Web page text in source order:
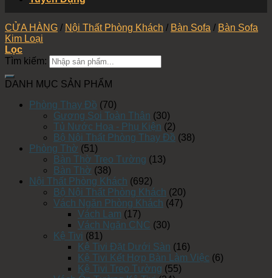
CỬA HÀNG / Nội Thất Phòng Khách / Bàn Sofa / Bàn Sofa
Kim Loại
Lọc
Tìm kiếm:
DANH MỤC SẢN PHẨM
Phòng Thay Đồ (70)
Gương Soi Toàn Thân (30)
Tủ Nước Hoa - Phụ Kiện (2)
Bộ Nội Thất Phòng Thay Đồ (38)
Phòng Thờ (51)
Bàn Thờ Treo Tường (13)
Bàn Thờ (38)
Nội Thất Phòng Khách (692)
Bộ Nội Thất Phòng Khách (20)
Vách Ngăn Phòng Khách (47)
Vách Lam (17)
Vách Ngăn CNC (30)
Kệ Tivi (81)
Kệ Tivi Đặt Dưới Sàn (16)
Kệ Tivi Kết Hợp Bàn Làm Việc (6)
Kệ Tivi Treo Tường (55)